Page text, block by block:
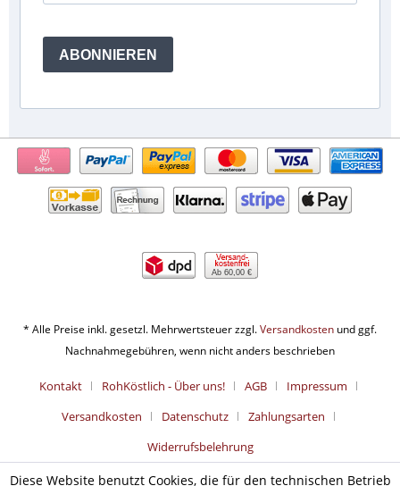
ABONNIEREN
Ab 60,00 €
* Alle Preise inkl. gesetzl. Mehrwertsteuer zzgl.Versandkosten und ggf.
Nachnahmegebühren, wenn nicht anders beschrieben
Kontakt RohKöstlich - Über uns! AGB
Impressum
Versandkosten
Datenschutz
Zahlungsarten
Widerrufsbelehrung
Diese Website benutzt Cookies, die für den technischen Betrieb